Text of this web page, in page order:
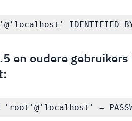
en oudere gebruikers